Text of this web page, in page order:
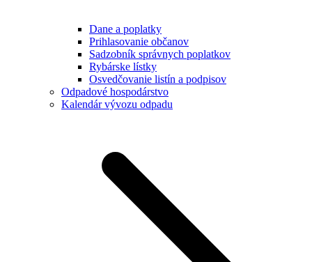
Dane a poplatky
Prihlasovanie občanov
Sadzobník správnych poplatkov
Rybárske lístky
Osvedčovanie listín a podpisov
Odpadové hospodárstvo
Kalendár vývozu odpadu